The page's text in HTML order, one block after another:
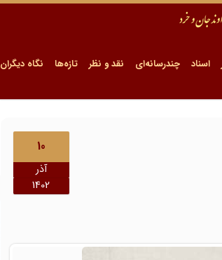
اسناد چندرسانه‌ای نقد و نظر تازه‌ها نگاه دیگران
10
آذر
1402